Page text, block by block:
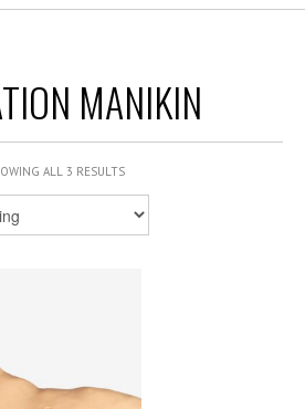
MANIKIN
ALL 3 RESULTS